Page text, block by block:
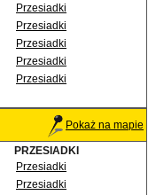
Przesiadki
Przesiadki
Przesiadki
Przesiadki
Przesiadki
Pokaż na mapie
PRZESIADKI
Przesiadki
Przesiadki